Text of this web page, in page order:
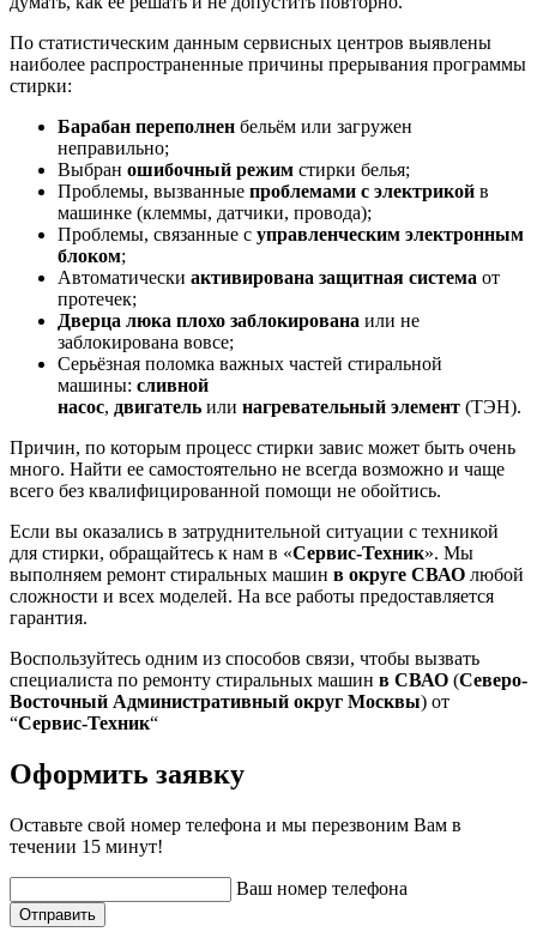
По статистическим данным сервисных центров выявлены
наиболее распространенные причины прерывания программы
стирки:
Барабан переполнен бельём или загружен
неправильно;
Выбран ошибочный режим стирки белья;
Проблемы, вызванные проблемами с электрикой в
машинке (клеммы, датчики, провода);
Проблемы, связанные с управленческим электронным
блоком;
Автоматически активирована защитная система от
протечек;
Дверца люка плохо заблокирована или не
заблокирована вовсе;
Серьёзная поломка важных частей стиральной
машины: сливной
насос, двигатель или нагревательный элемент (ТЭН).
Причин, по которым процесс стирки завис может быть очень
много. Найти ее самостоятельно не всегда возможно и чаще
всего без квалифицированной помощи не обойтись.
Если вы оказались в затруднительной ситуации с техникой
для стирки, обращайтесь к нам в «Сервис-Техник». Мы
выполняем ремонт стиральных машин в округе СВАО любой
сложности и всех моделей. На все работы предоставляется
гарантия.
Воспользуйтесь одним из способов связи, чтобы вызвать
специалиста по ремонту стиральных машин в СВАО (Северо-
Восточный Административный округ Москвы) от
“Сервис-Техник“
Оформить заявку
Оставьте свой номер телефона и мы перезвоним Вам в
течении 15 минут!
Ваш номер телефона
Отправить